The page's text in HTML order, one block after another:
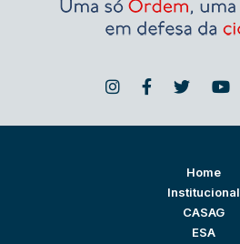
Home
Institucional
CASAG
ESA